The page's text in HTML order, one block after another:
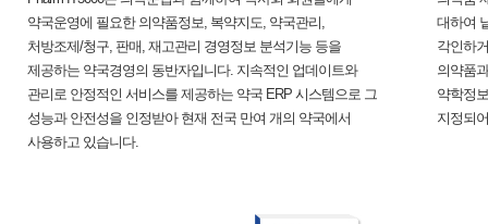
약국운영에 필요한 의약품정보, 복약지도, 약국관리,
처방조제/청구, 판매, 재고관리 경영정보 분석기능 등을
제공하는 약국경영의 동반자입니다. 지속적인 업데이트와
관리로 안정적인 서비스를 제공하는 약국 ERP 시스템으로 그
성능과 안전성을 인정받아 현재 전국 만여 개의 약국에서
사용하고 있습니다.
대하여
각인하
의약품
약학정
지정되